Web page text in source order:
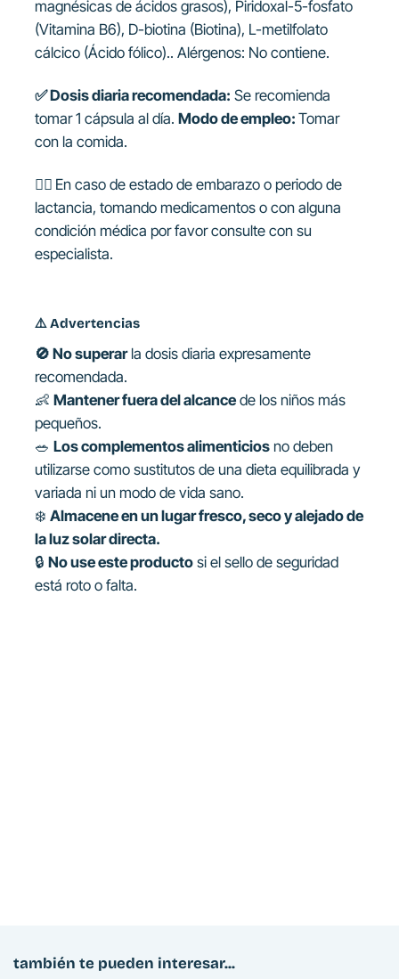
magnésicas de ácidos grasos), Piridoxal-5-fosfato
(Vitamina B6), D-biotina (Biotina), L-metilfolato
cálcico (Ácido fólico).. Alérgenos: No contiene.
✅ Dosis diaria recomendada: Se recomienda
tomar 1 cápsula al día. Modo de empleo: Tomar
con la comida.
👩‍⚕️ En caso de estado de embarazo o periodo de
lactancia, tomando medicamentos o con alguna
condición médica por favor consulte con su
especialista.
⚠️ Advertencias
🚫 No superarla dosis diaria expresamente
recomendada.
👶 Mantener fuera del alcancede los niños más
pequeños.
🥗 Los complementos alimenticiosno deben
utilizarse como sustitutos de una dieta equilibrada y
variada ni un modo de vida sano.
❄️ Almacene en un lugar fresco, seco y alejado de
la luz solar directa.
🔒 No use este productosi el sello de seguridad
está roto o falta.
también te pueden interesar...